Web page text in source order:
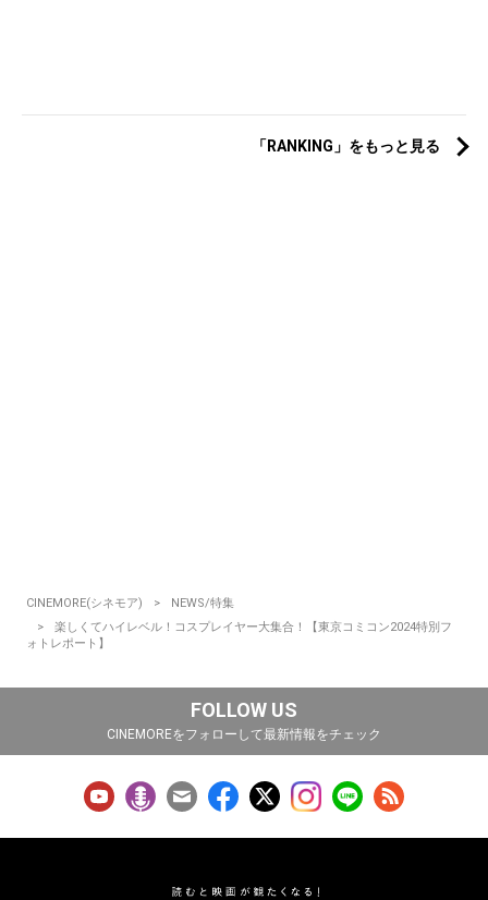
「RANKING」をもっと見る
CINEMORE(シネモア)
NEWS/特集
楽しくてハイレベル！コスプレイヤー大集合！【東京コミコン2024特別フ
ォトレポート】
FOLLOW US
CINEMOREをフォローして最新情報をチェック